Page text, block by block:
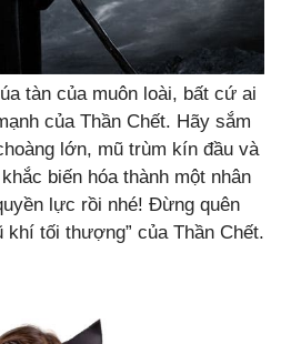
tàn của muôn loài, bất cứ ai
của Thần Chết. Hãy sắm
lớn, mũ trùm kín đầu và
biến hóa thành một nhân
lực rồi nhé! Đừng quên
khí tối thượng” của Thần Chết.